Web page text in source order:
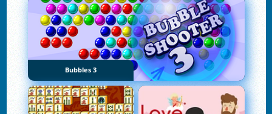
Bubbles 3